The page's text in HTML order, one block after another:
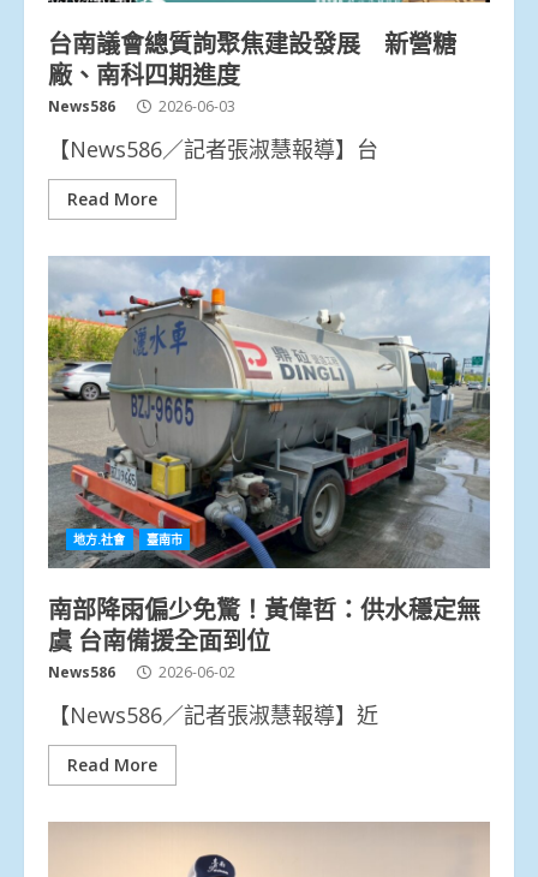
台南議會總質詢聚焦建設發展 新營糖
廠、南科四期進度
News586 2026-06-03
【News586／記者張淑慧報導】台
Read More
地方.社會 臺南市
南部降雨偏少免驚！黃偉哲：供水穩定無
虞 台南備援全面到位
News586 2026-06-02
【News586／記者張淑慧報導】近
Read More